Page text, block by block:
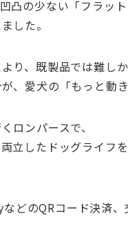
凸の少ない「フラッ
した。
り、既製品では難し
、愛犬の「もっと動
ロンパースで、
立したドッグライフ
どのQRコード決済